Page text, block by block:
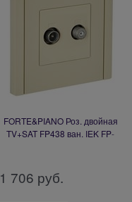
FORTE&PIANO Роз. двойная
TV+SAT FP438 ван. IEK FP-
1 706 руб.